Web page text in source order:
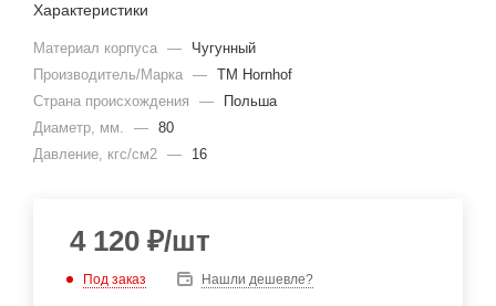
Характеристики
Материал корпуса —
Чугунный
Производитель/Марка — ТМ Hornhof
Страна происхождения
—
Польша
Диаметр, мм.
— 80
Давление, кгс/см2 — 16
4 120 ₽/шт
Под заказ Нашли дешевле?